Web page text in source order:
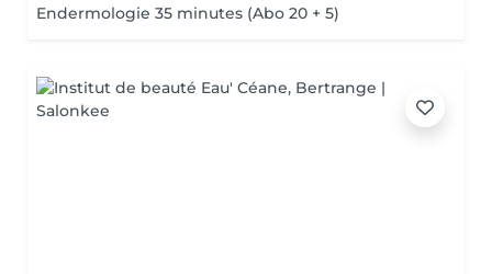
Endermologie 35 minutes (Abo 20 + 5)